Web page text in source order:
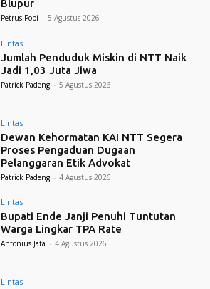
Blupur
Petrus Popi - 5 Agustus 2026
Lintas
Jumlah Penduduk Miskin di NTT Naik
Jadi 1,03 Juta Jiwa
Patrick Padeng - 5 Agustus 2026
Lintas
Dewan Kehormatan KAI NTT Segera
Proses Pengaduan Dugaan
Pelanggaran Etik Advokat
Patrick Padeng - 4 Agustus 2026
Lintas
Bupati Ende Janji Penuhi Tuntutan
Warga Lingkar TPA Rate
Antonius Jata - 4 Agustus 2026
Lintas